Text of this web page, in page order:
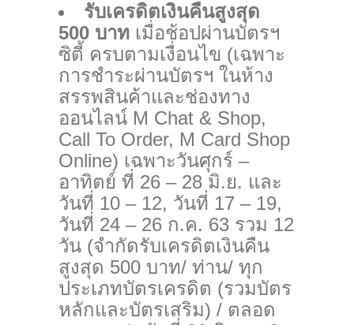
รับเครดิตเงินคืนสูงสุด
500 บาท เมื่อช้อปผ่านบัตรฯ
ซิตี้ ครบตามเงื่อนไข (เฉพาะ
การชำระผ่านบัตรฯ ในห้าง
สรรพสินค้าและช่องทาง
ออนไลน์ M Chat & Shop,
Call To Order, M Card Shop
Online) เฉพาะวันศุกร์ –
อาทิตย์ ที่ 26 – 28 มิ.ย. และ
วันที่ 10 – 12, วันที่ 17 – 19,
วันที่ 24 – 26 ก.ค. 63 รวม 12
วัน (จำกัดรับเครดิตเงินคืน
สูงสุด 500 บาท/ ท่าน/ ทุก
ประเภทบัตรเครดิต (รวมบัตร
หลักและบัตรเสริม) / ตลอด